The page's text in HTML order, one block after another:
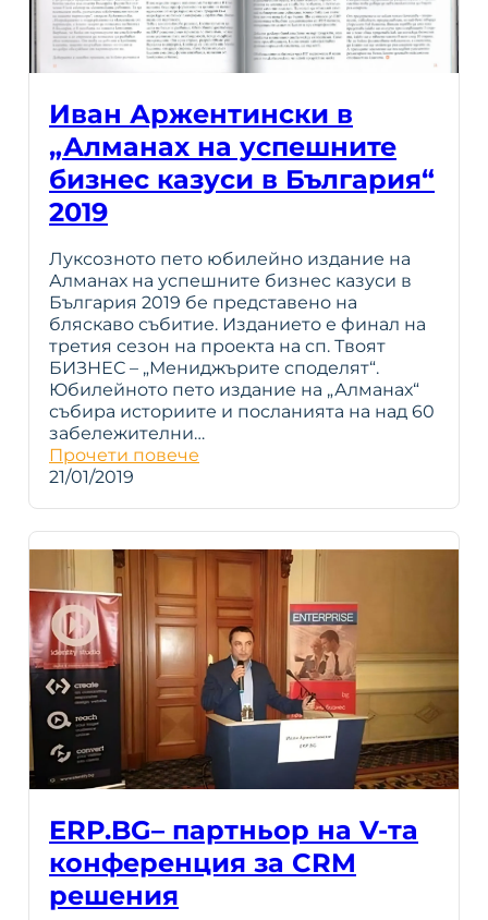
Иван Аржентински в
„Алманах на успешните
бизнес казуси в България“
2019
Луксозното пето юбилейно издание на
Алманах на успешните бизнес казуси в
България 2019 бе представено на
бляскаво събитие. Изданието е финал на
третия сезон на проекта на сп. Твоят
БИЗНЕС – „Мениджърите споделят“.
Юбилейното пето издание на „Алманах“
събира историите и посланията на над 60
забележителни…
Прочети повече
21/01/2019
ERP.BG– партньор на V-та
конференция за CRM
решения